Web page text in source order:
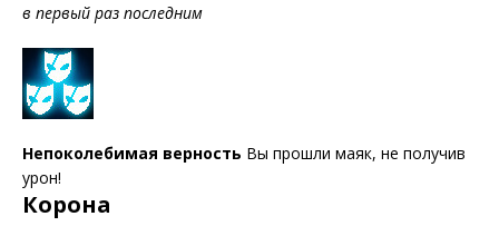
в первый раз последним
Непоколебимая верность Вы прошли маяк, не получив
урон!
Корона